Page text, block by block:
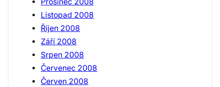
Prosinec 2008
Listopad 2008
Říjen 2008
Září 2008
Srpen 2008
Červenec 2008
Červen 2008